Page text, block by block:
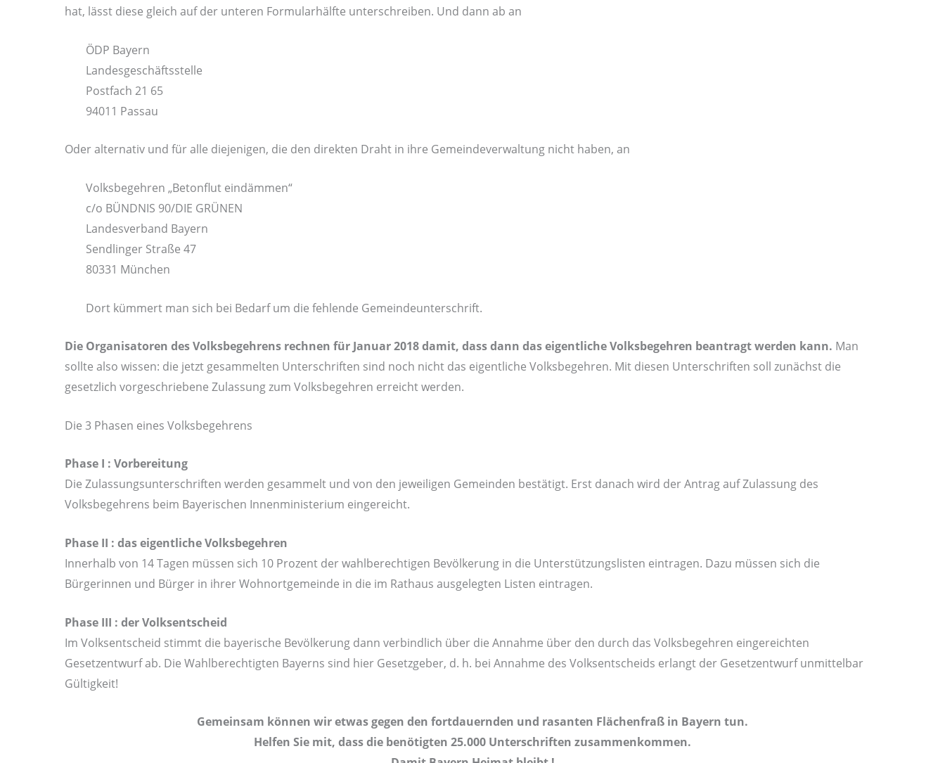
hat, lässt diese gleich auf der unteren Formularhälfte unterschreiben. Und dann ab an
ÖDP Bayern
Landesgeschäftsstelle
Postfach 21 65
94011 Passau
Oder alternativ und für alle diejenigen, die den direkten Draht in ihre Gemeindeverwaltung nicht haben, an
Volksbegehren „Betonflut eindämmen“
c/o BÜNDNIS 90/DIE GRÜNEN
Landesverband Bayern
Sendlinger Straße 47
80331 München
Dort kümmert man sich bei Bedarf um die fehlende Gemeindeunterschrift.
Die Organisatoren des Volksbegehrens rechnen für Januar 2018 damit, dass dann das eigentliche Volksbegehren beantragt werden kann. Man
sollte also wissen: die jetzt gesammelten Unterschriften sind noch nicht das eigentliche Volksbegehren. Mit diesen Unterschriften soll zunächst die
gesetzlich vorgeschriebene Zulassung zum Volksbegehren erreicht werden.
Die 3 Phasen eines Volksbegehrens
Phase I : Vorbereitung
Die Zulassungsunterschriften werden gesammelt und von den jeweiligen Gemeinden bestätigt. Erst danach wird der Antrag auf Zulassung des
Volksbegehrens beim Bayerischen Innenministerium eingereicht.
Phase II : das eigentliche Volksbegehren
Innerhalb von 14 Tagen müssen sich 10 Prozent der wahlberechtigen Bevölkerung in die Unterstützungslisten eintragen. Dazu müssen sich die
Bürgerinnen und Bürger in ihrer Wohnortgemeinde in die im Rathaus ausgelegten Listen eintragen.
Phase III : der Volksentscheid
Im Volksentscheid stimmt die bayerische Bevölkerung dann verbindlich über die Annahme über den durch das Volksbegehren eingereichten
Gesetzentwurf ab. Die Wahlberechtigten Bayerns sind hier Gesetzgeber, d. h. bei Annahme des Volksentscheids erlangt der Gesetzentwurf unmittelbar
Gültigkeit!
Gemeinsam können wir etwas gegen den fortdauernden und rasanten Flächenfraß in Bayern tun.
Helfen Sie mit, dass die benötigten 25.000 Unterschriften zusammenkommen.